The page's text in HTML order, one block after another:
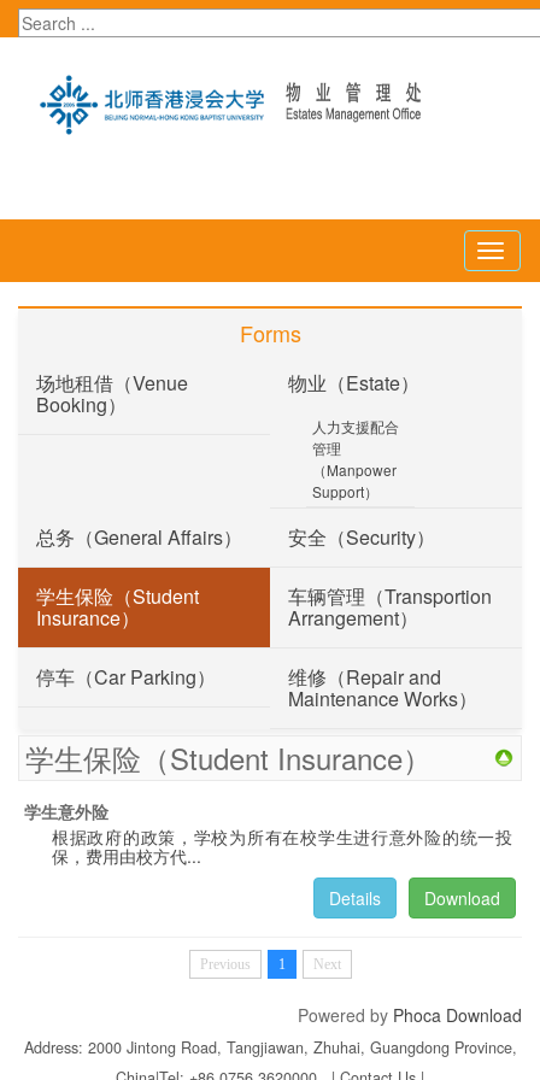
Forms
场地租借（Venue
Booking）
物业（Estate）
人力支援配合
管理
（Manpower
Support）
总务（General Affairs） 安全（Security）
学生保险（Student
Insurance）
车辆管理（Transportion
Arrangement）
停车（Car Parking） 维修（Repair and
Maintenance Works）
学生保险（Student Insurance）
学生意外险
根据政府的政策，学校为所有在校学生进行意外险的统一投
保，费用由校方代...
Download
Details
Previous 1 Next
Powered by Phoca Download
Address: 2000 Jintong Road, Tangjiawan, Zhuhai, Guangdong Province,